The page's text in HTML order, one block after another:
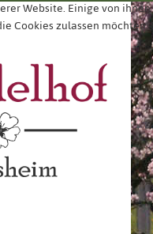
Website. Einige von
Cookies zulassen